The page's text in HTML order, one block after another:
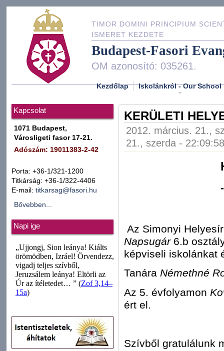
TIMOR DOMINI PRINCIPIUM
ISMERET KEZDETE
Budapest-Fasori
OM azonosító: 035261.
Kezdőlap Iskolánkról - Our School
Kapcsolat
1071 Budapest,
Városligeti fasor 17-21.
Adószám: 19011383-2-42
Porta: +36-1/321-1200
Titkárság: +36-1/322-4406
E-mail: titkarsag@fasori.hu
Bővebben...
Napi ige
KERÜLETI
2012. március. 21.,
21., szerda - 22:09:58
Az Simonyi
Napsugár 6.b
képviseli iskolánkat
Tanára Némethné
Az 5. évfolyamon
ért el.
Szívből gratulálunk